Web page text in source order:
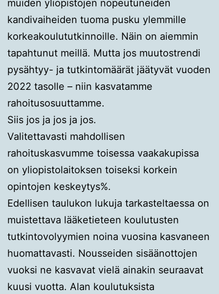
muiden yliopistojen nopeutuneiden
kandivaiheiden tuoma pusku ylemmille
korkeakoulututkinnoille. Näin on aiemmin
tapahtunut meillä. Mutta jos muutostrendi
pysähtyy- ja tutkintomäärät jäätyvät vuoden
2022 tasolle – niin kasvatamme
rahoitusosuuttamme.
Siis jos ja jos ja jos.
Valitettavasti mahdollisen
rahoituskasvumme toisessa vaakakupissa
on yliopistolaitoksen toiseksi korkein
opintojen keskeytys%.
Edellisen taulukon lukuja tarkasteltaessa on
muistettava lääketieteen koulutusten
tutkintovolyymien noina vuosina kasvaneen
huomattavasti. Nousseiden sisäänottojen
vuoksi ne kasvavat vielä ainakin seuraavat
kuusi vuotta. Alan koulutuksista